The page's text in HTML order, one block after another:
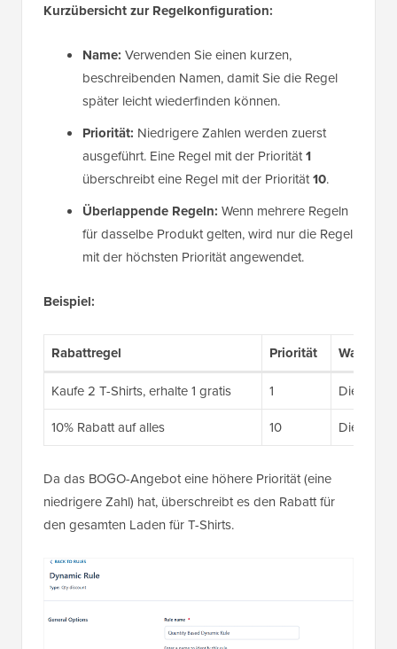
Kurzübersicht zur Regelkonfiguration:
Name: Verwenden Sie einen kurzen,
beschreibenden Namen, damit Sie die Regel
später leicht wiederfinden können.
Priorität: Niedrigere Zahlen werden zuerst
ausgeführt. Eine Regel mit der Priorität1
überschreibt eine Regel mit der Priorität10.
Überlappende Regeln: Wenn mehrere Regeln
für dasselbe Produkt gelten, wird nur die Regel
mit der höchsten Priorität angewendet.
Beispiel:
Rabattregel Priorität
Was
Kaufe 2 T-Shirts, erhalte 1 gratis
1
Dieses
10% Rabatt auf alles
10 Dieser
Da das BOGO-Angebot eine höhere Priorität (eine
niedrigere Zahl) hat, überschreibt es den Rabatt für
den gesamten Laden für T-Shirts.